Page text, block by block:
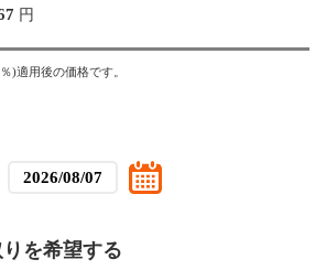
円
)適用後の価格です。
を希望する